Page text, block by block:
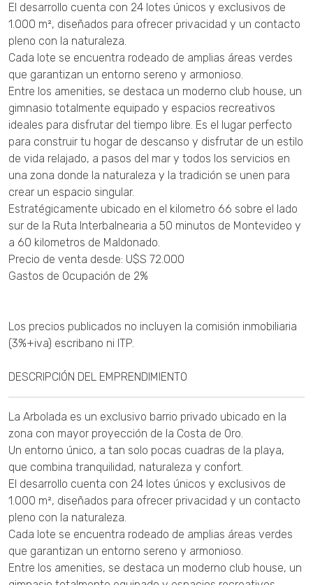
El desarrollo cuenta con 24 lotes únicos y exclusivos de
1.000 m², diseñados para ofrecer privacidad y un contacto
pleno con la naturaleza.
Cada lote se encuentra rodeado de amplias áreas verdes
que garantizan un entorno sereno y armonioso.
Entre los amenities, se destaca un moderno club house, un
gimnasio totalmente equipado y espacios recreativos
ideales para disfrutar del tiempo libre. Es el lugar perfecto
para construir tu hogar de descanso y disfrutar de un estilo
de vida relajado, a pasos del mar y todos los servicios en
una zona donde la naturaleza y la tradición se unen para
crear un espacio singular.
Estratégicamente ubicado en el kilometro 66 sobre el lado
sur de la Ruta Interbalnearia a 50 minutos de Montevideo y
a 60 kilometros de Maldonado.
Precio de venta desde: U$S 72.000
Gastos de Ocupación de 2%
Los precios publicados no incluyen la comisión inmobiliaria
(3%+iva) escribano ni ITP.
DESCRIPCIÓN DEL EMPRENDIMIENTO
La Arbolada es un exclusivo barrio privado ubicado en la
zona con mayor proyección de la Costa de Oro.
Un entorno único, a tan solo pocas cuadras de la playa,
que combina tranquilidad, naturaleza y confort.
El desarrollo cuenta con 24 lotes únicos y exclusivos de
1.000 m², diseñados para ofrecer privacidad y un contacto
pleno con la naturaleza.
Cada lote se encuentra rodeado de amplias áreas verdes
que garantizan un entorno sereno y armonioso.
Entre los amenities, se destaca un moderno club house, un